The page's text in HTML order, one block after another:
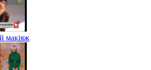
макіяж